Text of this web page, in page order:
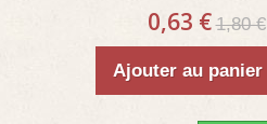
0,63 € 1,80 €
Ajouter au panier